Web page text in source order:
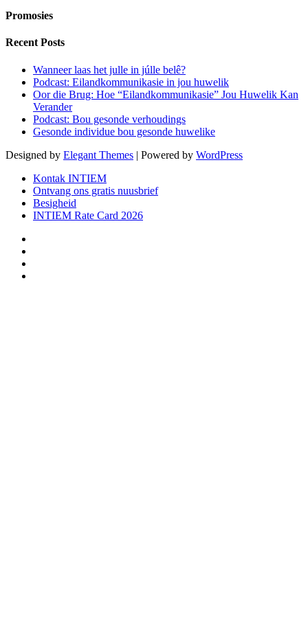
Promosies
Recent Posts
Wanneer laas het julle in júlle belê?
Podcast: Eilandkommunikasie in jou huwelik
Oor die Brug: Hoe “Eilandkommunikasie” Jou Huwelik Kan
Verander
Podcast: Bou gesonde verhoudings
Gesonde individue bou gesonde huwelike
Designed by Elegant Themes | Powered by WordPress
Kontak INTIEM
Ontvang ons gratis nuusbrief
Besigheid
INTIEM Rate Card 2026